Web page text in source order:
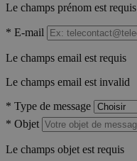
Le champs prénom est requis
* E-mail
Le champs email est requis
Le champs email est invalid
* Type de message
* Objet
Le champs objet est requis